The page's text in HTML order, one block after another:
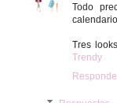
Todo
Tres
Trendy